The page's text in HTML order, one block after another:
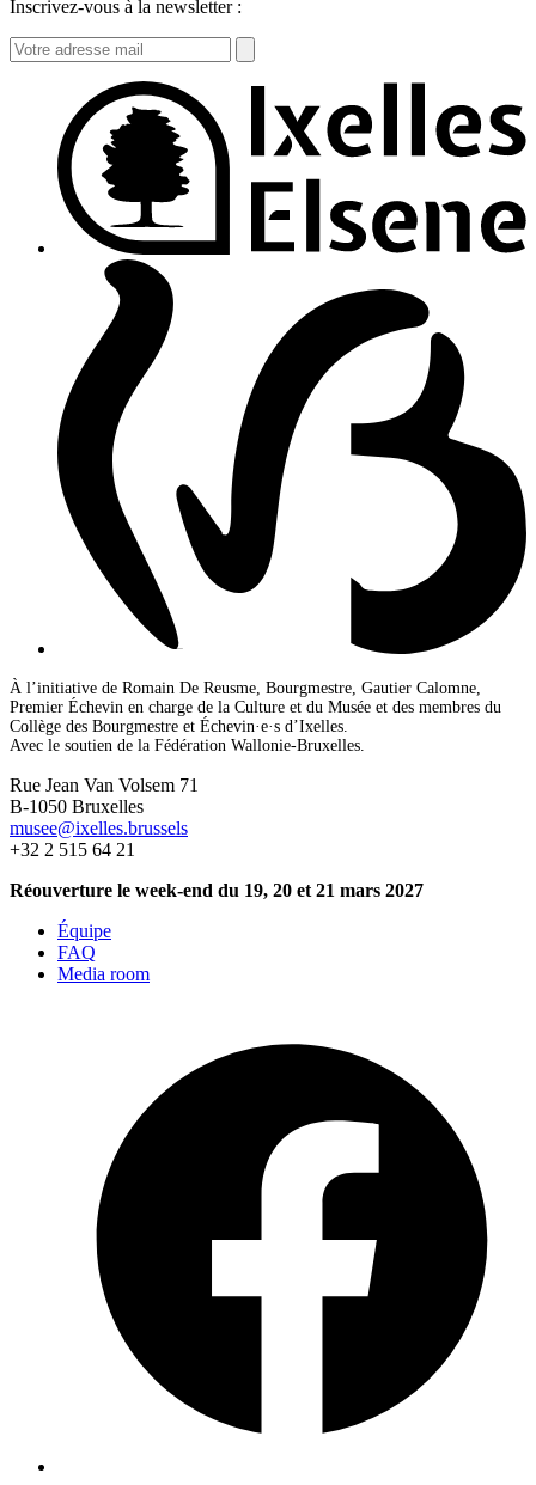
Inscrivez-vous à la newsletter :
À l’initiative de Romain De Reusme, Bourgmestre, Gautier Calomne,
Premier Échevin en charge de la Culture et du Musée et des membres du
Collège des Bourgmestre et Échevin·e·s d’Ixelles.
Avec le soutien de la Fédération Wallonie-Bruxelles.
Rue Jean Van Volsem 71
B-1050 Bruxelles
musee@ixelles.brussels
+32 2 515 64 21
Réouverture le week-end du 19, 20 et 21 mars 2027
Équipe
FAQ
Media room